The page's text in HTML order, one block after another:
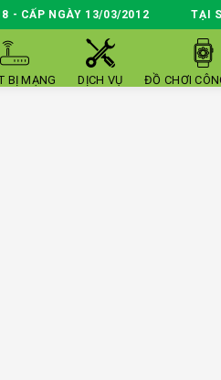
- CẤP NGÀY 13/03/2012 TẠI
BỊ MẠNG DỊCH VỤ ĐỒ CHƠI